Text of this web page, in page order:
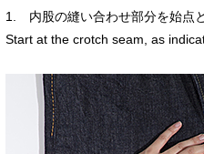
1. 内股の縫い合わせ部分を始点
Start at the crotch seam, as